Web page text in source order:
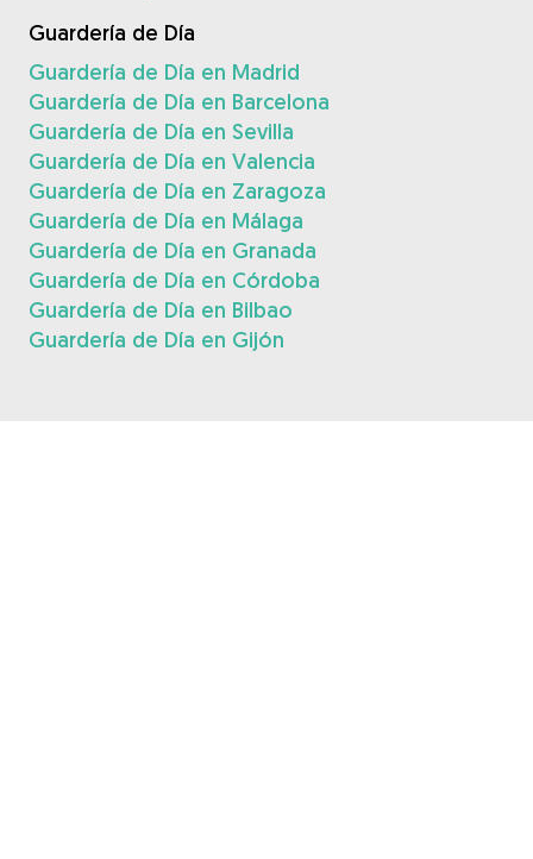
Guardería de Día
Guardería de Día en Madrid
Guardería de Día en Barcelona
Guardería de Día en Sevilla
Guardería de Día en Valencia
Guardería de Día en Zaragoza
Guardería de Día en Málaga
Guardería de Día en Granada
Guardería de Día en Córdoba
Guardería de Día en Bilbao
Guardería de Día en Gijón